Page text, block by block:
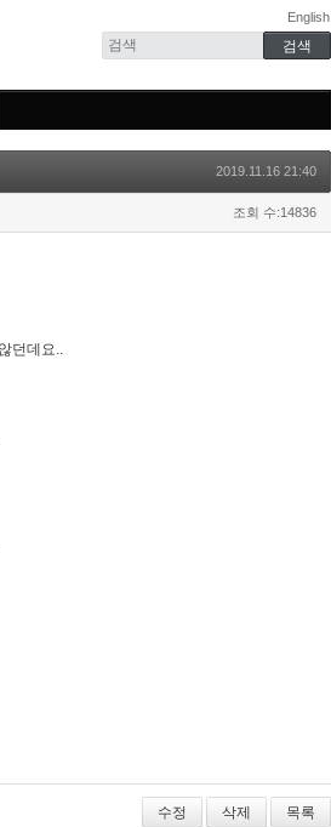
English
2019.11.16 21:40
조회 수:14836
던데요..
수정 삭제 목록